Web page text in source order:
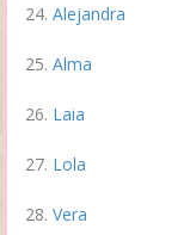
Alejandra
Alma
Laia
Lola
Vera